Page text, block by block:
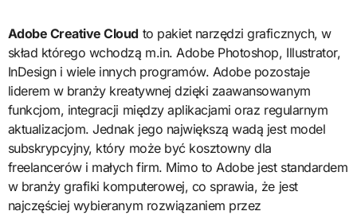
Adobe Creative Cloud to pakiet narzędzi graficznych, w
skład którego wchodzą m.in. Adobe Photoshop, Illustrator,
InDesign i wiele innych programów. Adobe pozostaje
liderem w branży kreatywnej dzięki zaawansowanym
funkcjom, integracji między aplikacjami oraz regularnym
aktualizacjom. Jednak jego największą wadą jest model
subskrypcyjny, który może być kosztowny dla
freelancerów i małych firm. Mimo to Adobe jest standardem
w branży grafiki komputerowej, co sprawia, że jest
najczęściej wybieranym rozwiązaniem przez